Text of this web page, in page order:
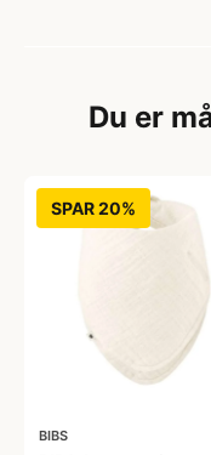
Du er
SPAR 20%
BIBS